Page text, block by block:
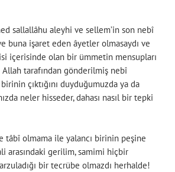
sallallâhu aleyhi ve sellem’in son nebî
buna işaret eden âyetler olmasaydı ve
içerisinde olan bir ümmetin mensupları
Allah tarafından gönderilmiş nebî
çıktığını duyduğumuzda ya da
neler hisseder, dahası nasıl bir tepki
tâbî olmama ile yalancı birinin peşine
arasındaki gerilim, samimi hiçbir
bir tecrübe olmazdı herhalde!